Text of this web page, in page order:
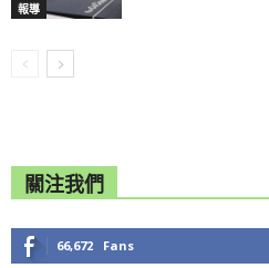
報導
關注我們
66,672 Fans